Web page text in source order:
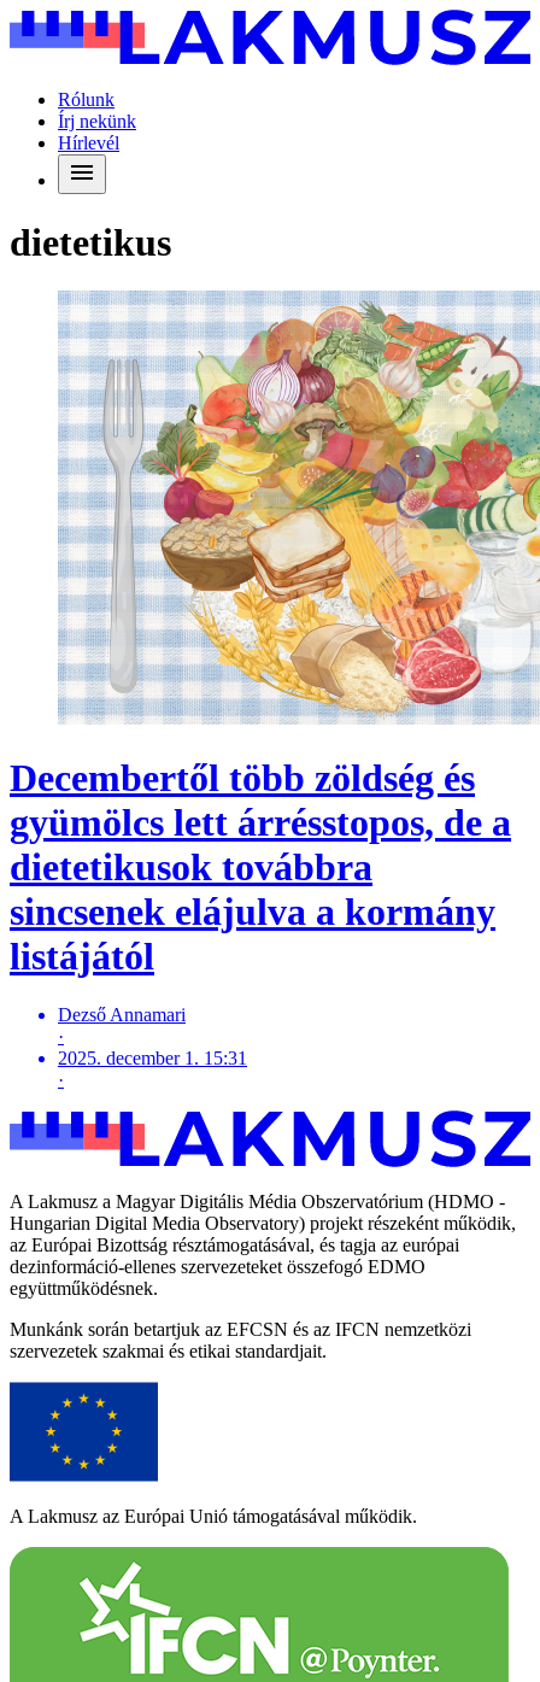
Rólunk
Írj nekünk
Hírlevél
dietetikus
Decembertől több zöldség és
gyümölcs lett árrésstopos, de a
dietetikusok továbbra
sincsenek elájulva a kormány
listájától
Dezső Annamari
·
2025. december 1. 15:31
·
A Lakmusz a Magyar Digitális Média Obszervatórium (HDMO -
Hungarian Digital Media Observatory) projekt részeként működik,
az Európai Bizottság résztámogatásával, és tagja az európai
dezinformáció-ellenes szervezeteket összefogó EDMO
együttműködésnek.
Munkánk során betartjuk az EFCSN és az IFCN nemzetközi
szervezetek szakmai és etikai standardjait.
A Lakmusz az Európai Unió támogatásával működik.